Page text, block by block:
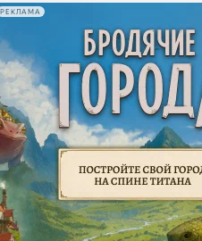
РЕКЛАМА